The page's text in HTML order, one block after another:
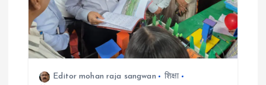
a
t
Editor mohan raja sangwan
शिक्षा